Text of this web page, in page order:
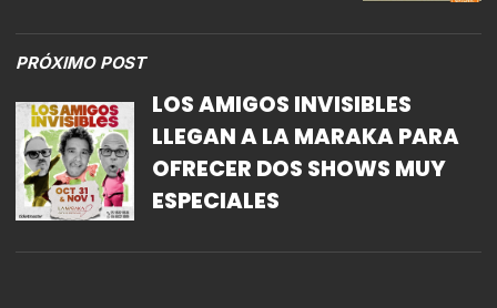
PRÓXIMO POST
LOS AMIGOS INVISIBLES
LLEGAN A LA MARAKA PARA
OFRECER DOS SHOWS MUY
ESPECIALES